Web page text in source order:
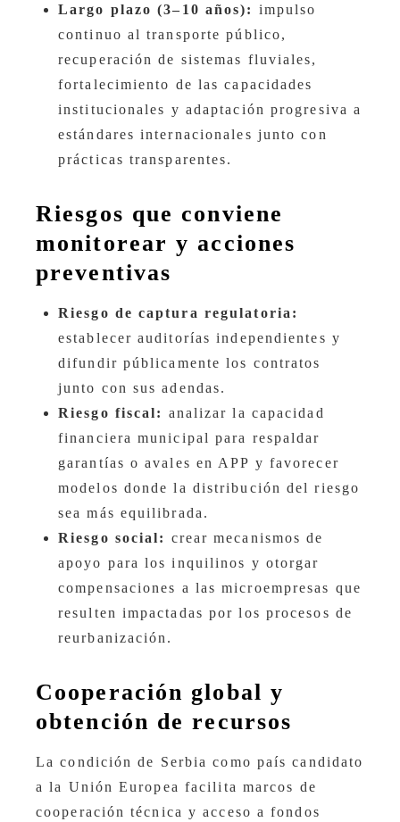
Largo plazo (3–10 años): impulso
continuo al transporte público,
recuperación de sistemas fluviales,
fortalecimiento de las capacidades
institucionales y adaptación progresiva a
estándares internacionales junto con
prácticas transparentes.
Riesgos que conviene
monitorear y acciones
preventivas
Riesgo de captura regulatoria:
establecer auditorías independientes y
difundir públicamente los contratos
junto con sus adendas.
Riesgo fiscal: analizar la capacidad
financiera municipal para respaldar
garantías o avales en APP y favorecer
modelos donde la distribución del riesgo
sea más equilibrada.
Riesgo social: crear mecanismos de
apoyo para los inquilinos y otorgar
compensaciones a las microempresas que
resulten impactadas por los procesos de
reurbanización.
Cooperación global y
obtención de recursos
La condición de Serbia como país candidato
a la Unión Europea facilita marcos de
cooperación técnica y acceso a fondos